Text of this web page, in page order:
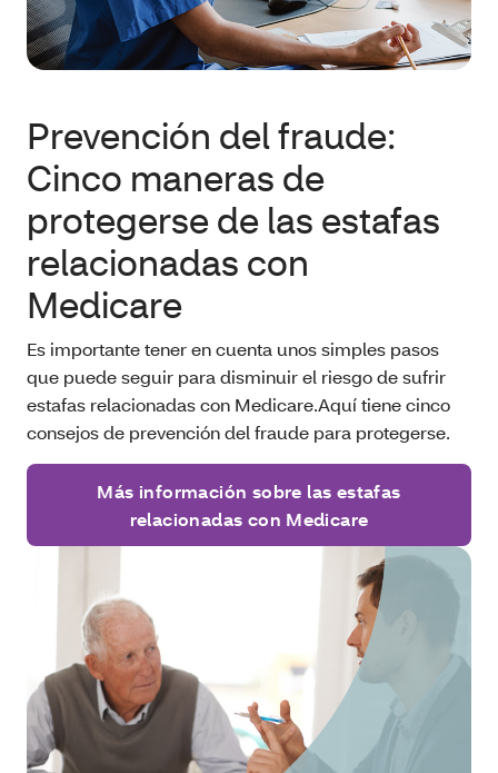
Prevención del fraude:
Cinco maneras de
protegerse de las estafas
relacionadas con
Medicare
Es importante tener en cuenta unos simples pasos
que puede seguir para disminuir el riesgo de sufrir
estafas relacionadas con Medicare.Aquí tiene cinco
consejos de prevención del fraude para protegerse.
Más información sobre las estafas
relacionadas con Medicare